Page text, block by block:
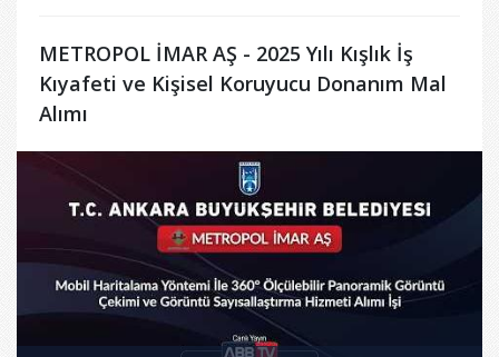
METROPOL İMAR AŞ - 2025 Yılı Kışlık İş
Kıyafeti ve Kişisel Koruyucu Donanım Mal
Alımı